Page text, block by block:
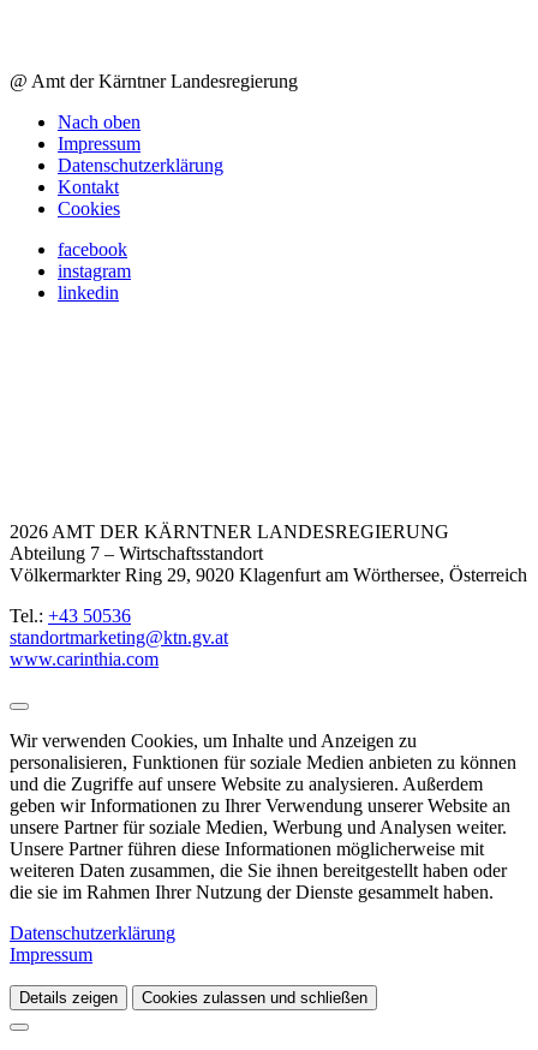
@ Amt der Kärntner Landesregierung
Nach oben
Impressum
Datenschutzerklärung
Kontakt
Cookies
facebook
instagram
linkedin
2026 AMT DER KÄRNTNER LANDESREGIERUNG
Abteilung 7 – Wirtschaftsstandort
Völkermarkter Ring 29, 9020 Klagenfurt am Wörthersee, Österreich
Tel.: +43 50536
standortmarketing@ktn.gv.at
www.carinthia.com
Wir verwenden Cookies, um Inhalte und Anzeigen zu
personalisieren, Funktionen für soziale Medien anbieten zu können
und die Zugriffe auf unsere Website zu analysieren. Außerdem
geben wir Informationen zu Ihrer Verwendung unserer Website an
unsere Partner für soziale Medien, Werbung und Analysen weiter.
Unsere Partner führen diese Informationen möglicherweise mit
weiteren Daten zusammen, die Sie ihnen bereitgestellt haben oder
die sie im Rahmen Ihrer Nutzung der Dienste gesammelt haben.
Datenschutzerklärung
Impressum
Details zeigen Cookies zulassen und schließen